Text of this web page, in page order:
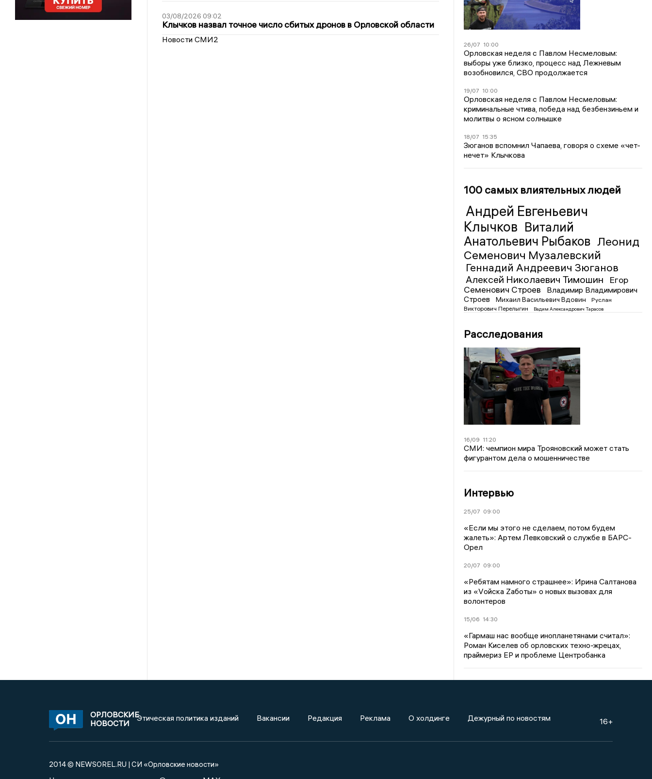
03/08/2026 09:02
Клычков назвал точное число сбитых дронов в Орловской области
Новости СМИ2 26/07 10:00
Орловская неделя с Павлом Несмеловым:
выборы уже близко, процесс над Лежневым
возобновился, СВО продолжается
19/07 10:00
Орловская неделя с Павлом Несмеловым:
криминальные чтива, победа над безбензиньем и
молитвы о ясном солнышке
18/07 15:35
Зюганов вспомнил Чапаева, говоря о схеме «чет-
нечет» Клычкова
100 самых влиятельных людей
Андрей Евгеньевич
Клычков Виталий
Анатольевич Рыбаков Леонид
Семенович Музалевский
Геннадий Андреевич Зюганов
Алексей Николаевич Тимошин
Егор
Семенович Строев
Владимир Владимирович
Строев
Михаил Васильевич Вдовин
Руслан
Викторович Перелыгин
Вадим Александрович Тарасов
Расследования
16/09 11:20
СМИ: чемпион мира Трояновский может стать
фигурантом дела о мошенничестве
Интервью
25/07 09:00
«Если мы этого не сделаем, потом будем
жалеть»: Артем Левковский о службе в БАРС-
Орел
20/07 09:00
«Ребятам намного страшнее»: Ирина Салтанова
из «Vойска Zаботы» о новых вызовах для
волонтеров
15/06 14:30
«Гармаш нас вообще инопланетянами считал»:
Роман Киселев об орловских техно-жрецах,
праймериз ЕР и проблеме Центробанка
ОРЛОВСКИЕ
НОВОСТИ
Этическая политика изданий Вакансии Редакция Реклама О холдинге Дежурный по новостям 16+
2014 © NEWSOREL.RU | СИ «Орловские новости»